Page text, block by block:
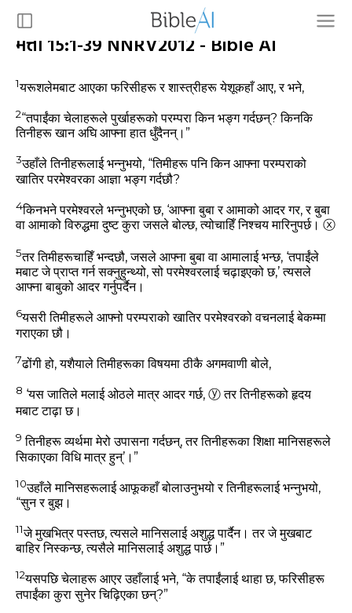
मत्ती 15:1-39 NNRV2012 - Bible AI
1यरूशलेमबाट आएका फरिसीहरू र शास्‍त्रीहरू येशूकहाँ आए, र भने,
2“तपाईंका चेलाहरूले पुर्खाहरूको परम्‍परा किन भङ्ग गर्दछन्? किनकि
तिनीहरू खान अघि आफ्‍ना हात धुँदैनन्‌।”
3उहाँले तिनीहरूलाई भन्‍नुभयो, “तिमीहरू पनि किन आफ्‍ना परम्‍पराको
खातिर परमेश्‍वरका आज्ञा भङ्ग गर्दछौ?
4किनभने परमेश्‍वरले भन्‍नुभएको छ, ‘आफ्‍ना बुबा र आमाको आदर गर, र बुबा
वा आमाको विरुद्धमा दुष्‍ट कुरा जसले बोल्‍छ, त्‍योचाहिँ निश्‍चय मारिनुपर्छ। ⓧ
5तर तिमीहरूचाहिँ भन्‍दछौ, जसले आफ्‍ना बुबा वा आमालाई भन्‍छ, ‘तपाईंले
मबाट जे प्राप्‍त गर्न सक्‍नुहुन्‍थ्‍यो, सो परमेश्‍वरलाई चढ़ाइएको छ,’ त्‍यसले
आफ्‍ना बाबुको आदर गर्नुपर्दैन।
6यसरी तिमीहरूले आफ्‍नो परम्‍पराको खातिर परमेश्‍वरको वचनलाई बेकम्‍मा
गराएका छौ।
7ढोंगी हो, यशैयाले तिमीहरूका विषयमा ठीकै अगमवाणी बोले,
8 ‘यस जातिले मलाई ओठले मात्र आदर गर्छ, ⓨ तर तिनीहरूको हृदय
मबाट टाढ़ा छ।
9 तिनीहरू व्‍यर्थमा मेरो उपासना गर्दछन्,तर तिनीहरूका शिक्षा मानिसहरूले
सिकाएका विधि मात्र हुन्‌’।”
10उहाँले मानिसहरूलाई आफूकहाँ बोलाउनुभयो र तिनीहरूलाई भन्‍नुभयो,
“सुन र बुझ।
11जे मुखभित्र पस्‍तछ, त्‍यसले मानिसलाई अशुद्ध पार्दैन। तर जे मुखबाट
बाहिर निस्‍कन्‍छ, त्‍यसैले मानिसलाई अशुद्ध पार्छ।”
12यसपछि चेलाहरू आएर उहाँलाई भने, “के तपाईंलाई थाहा छ, फरिसीहरू
तपाईंका कुरा सुनेर चिढ़िएका छन्‌?”